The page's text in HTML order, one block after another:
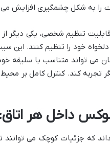
را به شکل چشمگیری افزایش
تنظیم شخصی، یکی دیگر
خود را تنظیم کنند. این
می تواند متناسب با سلیقه
تجربه کند. کنترل کامل بر
لوکس داخل هر
که جزئیات کوچک می توانند